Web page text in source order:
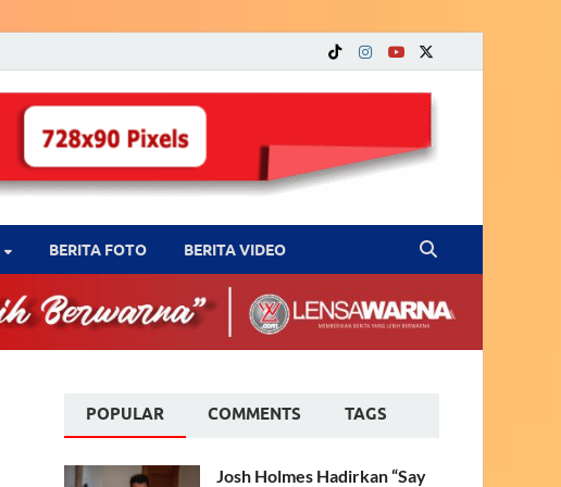
BERITA FOTO BERITA VIDEO
POPULAR COMMENTS TAGS
Josh Holmes Hadirkan “Say